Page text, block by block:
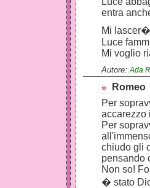
entra
Mi
Luce
Mi voglio
Autore:Ada
Romeo
Per
accarezzo
Per
chiudo gli
pensando
Non so!
� stato